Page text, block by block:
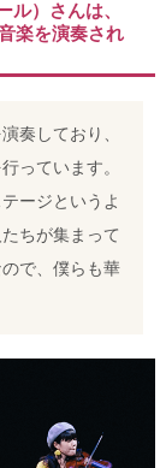
）さんは、
楽を演奏され
奏しており、
っています。
ージというよ
ちが集まって
で、僕らも華